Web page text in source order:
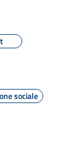
sociale